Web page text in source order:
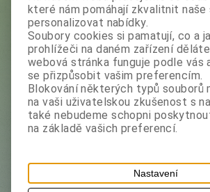
krevních lipidů.
Vaše cena bez
Vaše cena s DPH:
Přidat do
ks
které nám pomáhají zkvalitnit naše
personalizovat nabídky.
Soubory cookies si pamatují, co a
prohlížeči na daném zařízení
webová stránka funguje podle vás
se přizpůsobit vašim preferencím.
Blokování některých typů souborů
na vaši uživatelskou zkušenost s
také nebudeme schopni
na základě vašich preferencí.
Nastavení